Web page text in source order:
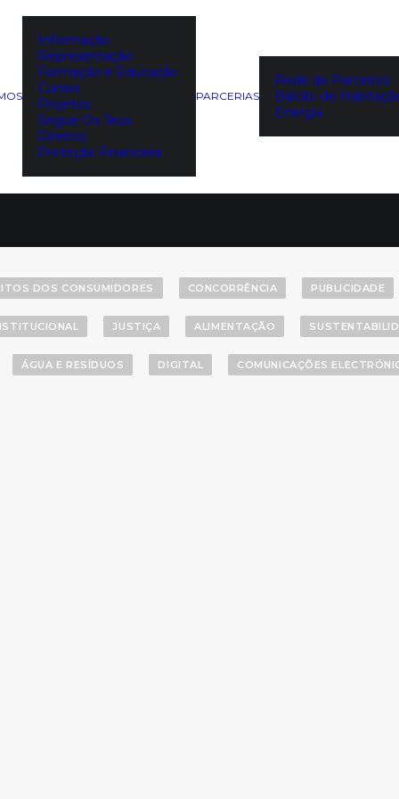
Informação
Representação
Formação e Educação
Cursos
Projetos
Segue Os Teus
Direitos
Proteção Financeira
PARCERIAS
Rede de Parceiros
Balcão de
Energia
Notícias
DOS CONSUMIDORES CONCORRÊNCIA PUBLICIDADE
JUSTIÇA ALIMENTAÇÃO
ÁGUA E RESÍDUOS DIGITAL COMUNICAÇÕES